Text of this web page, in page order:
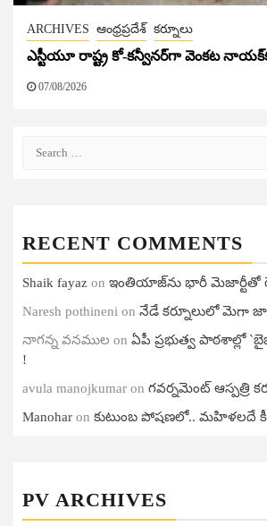
ARCHIVES ఆంధ్రప్రదేశ్ కర్నూలు
ఎస్టీయూ రాష్ట్ర కో-కన్వీనర్‌గా వెంకట
07/08/2026
Search
RECENT COMMENTS
Shaik fayaz on ఇంతియాజ్​ను భారీ మెజార్టీతో
Naresh pothineni on నేడే కర్నూలులో మెగా
నాగన్న వనముల on ఏపీ ప్ర‌భుత్వ పాఠ‌శాల్లో
!
avula manojkumar on గ‌వ‌ర్న‌మెంట్ ఆస్ప‌త్రి
Manohar on కుటుంబ పోషణలో.. మహిళలదే
PV ARCHIVES